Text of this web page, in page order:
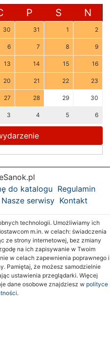
P S N
30 31 1 2
6 7 8 9
13 14 15 16
20 21 22 23
27 28 29 30
3 4 5 6
do katalogu Regulamin
Nasze serwisy Kontakt
technologii. Umożliwiamy ich
m.in. w celach: świadczenia
ze strony internetowej, bez zmiany
na ich zapisywanie w Twoim
w celach zapewnienia poprawnego i
Pamiętaj, że możesz samodzielnie
ustawienia przeglądarki. Więcej
dane osobowe znajdziesz w polityce